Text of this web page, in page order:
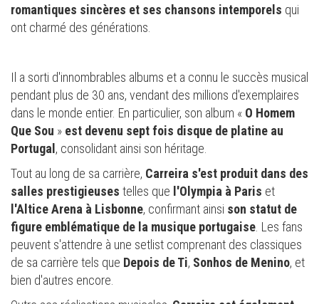
romantiques sincères et ses chansons intemporels qui
ont charmé des générations.
Il a sorti d'innombrables albums et a connu le succès musical
pendant plus de 30 ans, vendant des millions d'exemplaires
dans le monde entier. En particulier, son album « O Homem
Que Sou » est devenu sept fois disque de platine au
Portugal , consolidant ainsi son héritage.
Tout au long de sa carrière, Carreira s'est produit dans des
salles prestigieuses telles que l'Olympia à Paris et
l'Altice Arena à Lisbonne, confirmant ainsi son statut de
figure emblématique de la musique portugaise . Les fans
peuvent s'attendre à une setlist comprenant des classiques
de sa carrière tels que Depois de Ti, Sonhos de Menino, et
bien d'autres encore.